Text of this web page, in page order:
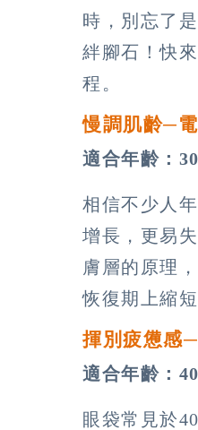
時，別忘了
絆腳石！快
程。
慢調肌齡─
適合年齡：
相信不少人
增長，更易
膚層的原理
恢復期上縮
揮別疲憊感
適合年齡：
眼袋常見於